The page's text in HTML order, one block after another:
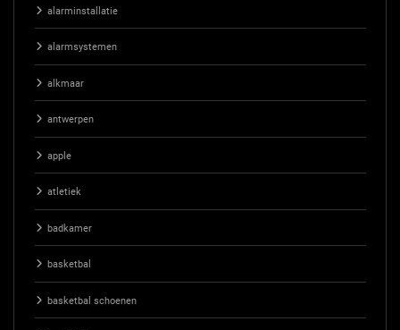
alarminstallatie
alarmsystemen
alkmaar
antwerpen
apple
atletiek
badkamer
basketbal
basketbal schoenen